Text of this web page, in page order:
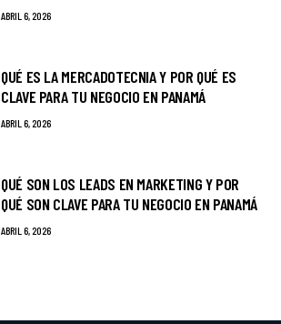
ABRIL 6, 2026
QUÉ ES LA MERCADOTECNIA Y POR QUÉ ES
CLAVE PARA TU NEGOCIO EN PANAMÁ
ABRIL 6, 2026
QUÉ SON LOS LEADS EN MARKETING Y POR
QUÉ SON CLAVE PARA TU NEGOCIO EN PANAMÁ
ABRIL 6, 2026